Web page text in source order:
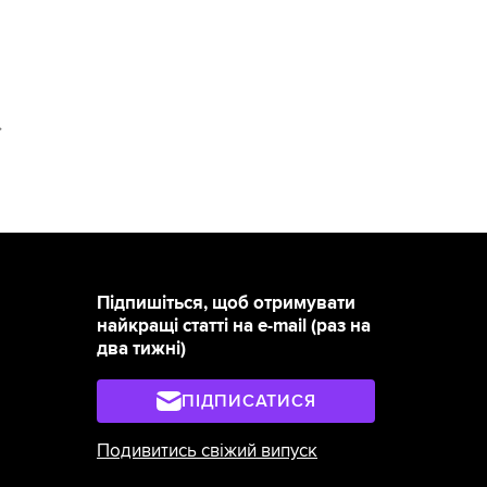
Підпишіться, щоб отримувати
найкращі статті на e-mail (раз на
два тижні)
ПІДПИСАТИСЯ
Подивитись свіжий випуск